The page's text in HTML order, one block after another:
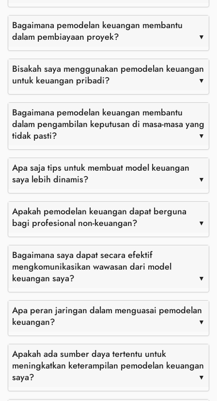
Bagaimana pemodelan keuangan membantu
dalam pembiayaan proyek?
Bisakah saya menggunakan pemodelan keuangan
untuk keuangan pribadi?
Bagaimana pemodelan keuangan membantu
dalam pengambilan keputusan di masa-masa yang
tidak pasti?
Apa saja tips untuk membuat model keuangan
saya lebih dinamis?
Apakah pemodelan keuangan dapat berguna
bagi profesional non-keuangan?
Bagaimana saya dapat secara efektif
mengkomunikasikan wawasan dari model
keuangan saya?
Apa peran jaringan dalam menguasai pemodelan
keuangan?
Apakah ada sumber daya tertentu untuk
meningkatkan keterampilan pemodelan keuangan
saya?